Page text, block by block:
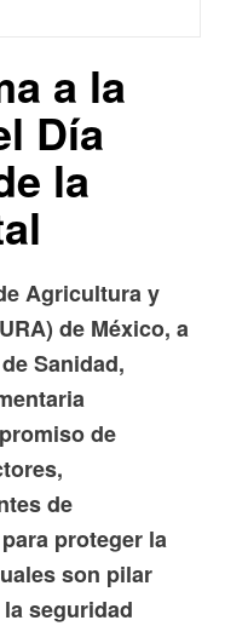
a la
Día
la
Agricultura y
de México, a
Sanidad,
de
de
proteger la
son pilar
seguridad